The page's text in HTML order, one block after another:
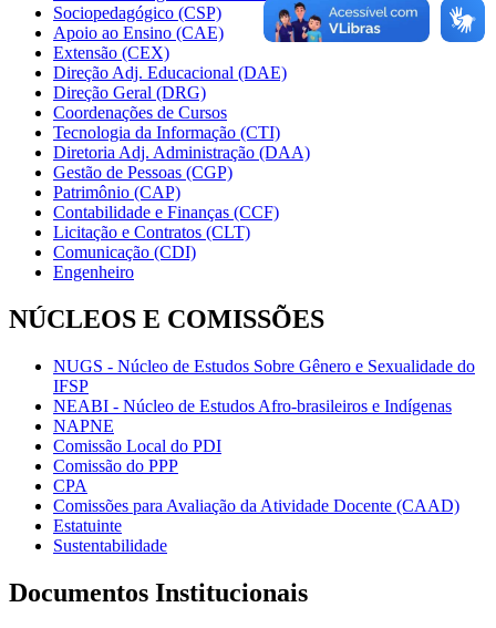
Sociopedagógico (CSP)
Apoio ao Ensino (CAE)
Extensão (CEX)
Direção Adj. Educacional (DAE)
Direção Geral (DRG)
Coordenações de Cursos
Tecnologia da Informação (CTI)
Diretoria Adj. Administração (DAA)
Gestão de Pessoas (CGP)
Patrimônio (CAP)
Contabilidade e Finanças (CCF)
Licitação e Contratos (CLT)
Comunicação (CDI)
Engenheiro
NÚCLEOS E COMISSÕES
NUGS - Núcleo de Estudos Sobre Gênero e Sexualidade do
IFSP
NEABI - Núcleo de Estudos Afro-brasileiros e Indígenas
NAPNE
Comissão Local do PDI
Comissão do PPP
CPA
Comissões para Avaliação da Atividade Docente (CAAD)
Estatuinte
Sustentabilidade
Documentos Institucionais